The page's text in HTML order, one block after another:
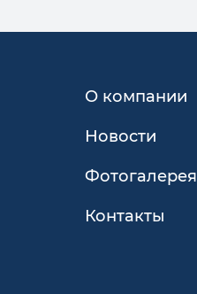
О компании
Новости
Фотогалерея
Контакты